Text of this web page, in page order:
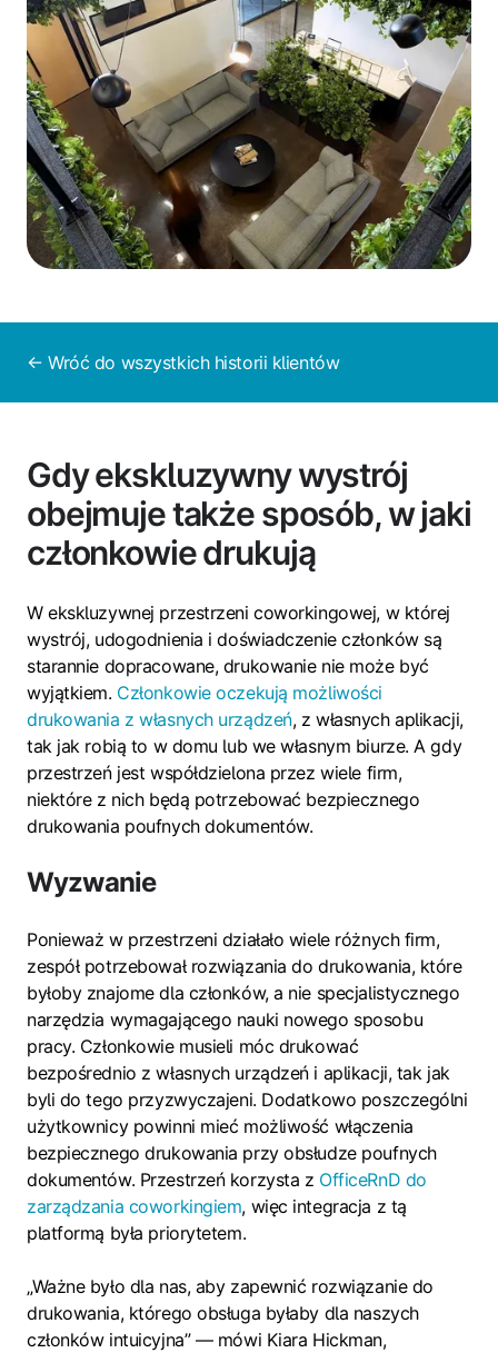
← Wróć do wszystkich historii klientów
Gdy ekskluzywny wystrój
obejmuje także sposób, w jaki
członkowie drukują
W ekskluzywnej przestrzeni coworkingowej, w której
wystrój, udogodnienia i doświadczenie członków są
starannie dopracowane, drukowanie nie może być
wyjątkiem. Członkowie oczekują możliwości
drukowania z własnych urządzeń, z własnych aplikacji,
tak jak robią to w domu lub we własnym biurze. A gdy
przestrzeń jest współdzielona przez wiele firm,
niektóre z nich będą potrzebować bezpiecznego
drukowania poufnych dokumentów.
Wyzwanie
Ponieważ w przestrzeni działało wiele różnych firm,
zespół potrzebował rozwiązania do drukowania, które
byłoby znajome dla członków, a nie specjalistycznego
narzędzia wymagającego nauki nowego sposobu
pracy. Członkowie musieli móc drukować
bezpośrednio z własnych urządzeń i aplikacji, tak jak
byli do tego przyzwyczajeni. Dodatkowo poszczególni
użytkownicy powinni mieć możliwość włączenia
bezpiecznego drukowania przy obsłudze poufnych
dokumentów. Przestrzeń korzysta z OfficeRnD do
zarządzania coworkingiem, więc integracja z tą
platformą była priorytetem.
„Ważne było dla nas, aby zapewnić rozwiązanie do
drukowania, którego obsługa byłaby dla naszych
członków intuicyjna” — mówi Kiara Hickman,